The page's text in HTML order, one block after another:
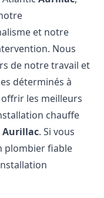
et notre
Nous
de notre travail et
déterminés à
les meilleurs
chauffe
Aurillac. Si vous
plombier fiable